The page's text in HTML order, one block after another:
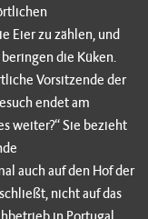
Eier zu zählen, und
die Küken.
Vorsitzende der
endet am
weiter?“ Sie bezieht
auch auf den Hof der
nicht auf das